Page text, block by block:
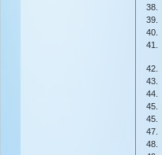
38.
39.
40.
41.
42.
43.
44.
45.
45.
47.
48.